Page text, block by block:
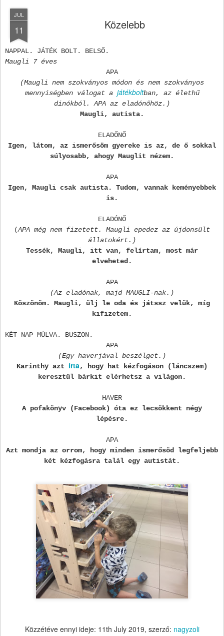
JUL
11 Közelebb
NAPPAL. JÁTÉK BOLT. BELSŐ.
Maugli 7 éves
APA
(Maugli nem szokványos módon és nem szokványos
mennyiségben válogat a játékboltban, az élethű
dinókból. APA az eladónőhöz.)
Maugli, autista.
ELADŐNŐ
Igen, látom, az ismerősöm gyereke is az, de ő sokkal
súlyosabb, ahogy Mauglit nézem.
APA
Igen, Maugli csak autista. Tudom, vannak keményebbek
is.
ELADÓNŐ
(APA még nem fizetett. Maugli epedez az újdonsült
állatokért.)
Tessék, Maugli, itt van, felírtam, most már
elveheted.
APA
(Az eladónak, majd MAUGLI-nak.)
Köszönöm. Maugli, ülj le oda és játssz velük, míg
kifizetem.
KÉT NAP MÚLVA. BUSZON.
APA
(Egy haverjával beszélget.)
Karinthy azt írta, hogy hat kézfogáson (láncszem)
keresztül bárkit elérhetsz a világon.
HAVER
A pofakönyv (Facebook) óta ez lecsökkent négy
lépésre.
APA
Azt mondja az orrom, hogy minden ismerősöd legfeljebb
két kézfogásra talál egy autistát.
Közzétéve ennyi ideje: 11th July 2019, szerző: nagyzoli